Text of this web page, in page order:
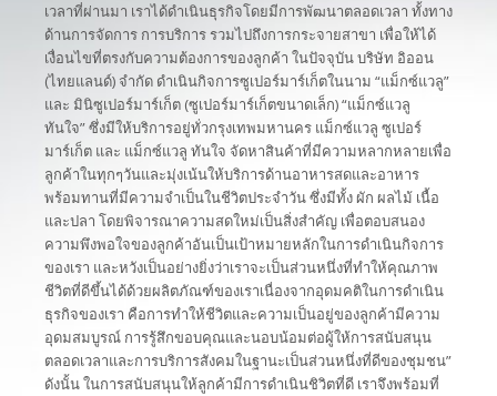
เวลาที่ผ่านมา เราได้ดำเนินธุรกิจโดยมีการพัฒนาตลอดเวลา ทั้งทาง
ด้านการจัดการ การบริการ รวมไปถึงการกระจายสาขา เพื่อให้ได้
เงื่อนไขที่ตรงกับความต้องการของลูกค้า ในปัจจุบัน บริษัท อิออน
(ไทยแลนด์) จำกัด ดำเนินกิจการซูเปอร์มาร์เก็ตในนาม “แม็กซ์แวลู”
และ มินิซูเปอร์มาร์เก็ต (ซูเปอร์มาร์เก็ตขนาดเล็ก) “แม็กซ์แวลู
ทันใจ” ซึ่งมีให้บริการอยู่ทั่วกรุงเทพมหานคร แม็กซ์แวลู ซูเปอร์
มาร์เก็ต และ แม็กซ์แวลู ทันใจ จัดหาสินค้าที่มีความหลากหลายเพื่อ
ลูกค้าในทุกๆวันและมุ่งเน้นให้บริการด้านอาหารสดและอาหาร
พร้อมทานที่มีความจำเป็นในชีวิตประจำวัน ซึ่งมีทั้ง ผัก ผลไม้ เนื้อ
และปลา โดยพิจารณาความสดใหม่เป็นสิ่งสำคัญ เพื่อตอบสนอง
ความพึงพอใจของลูกค้าอันเป็นเป้าหมายหลักในการดำเนินกิจการ
ของเรา และหวังเป็นอย่างยิ่งว่าเราจะเป็นส่วนหนึ่งที่ทำให้คุณภาพ
ชีวิตที่ดีขึ้นได้ด้วยผลิตภัณฑ์ของเราเนื่องจากอุดมคติในการดำเนิน
ธุรกิจของเรา คือการทำให้ชีวิตและความเป็นอยู่ของลูกค้ามีความ
อุดมสมบูรณ์ การรู้สึกขอบคุณและนอบน้อมต่อผู้ให้การสนับสนุน
ตลอดเวลาและการบริการสังคมในฐานะเป็นส่วนหนึ่งที่ดีของชุมชน”
ดังนั้น ในการสนับสนุนให้ลูกค้ามีการดำเนินชิวิตที่ดี เราจึงพร้อมที่